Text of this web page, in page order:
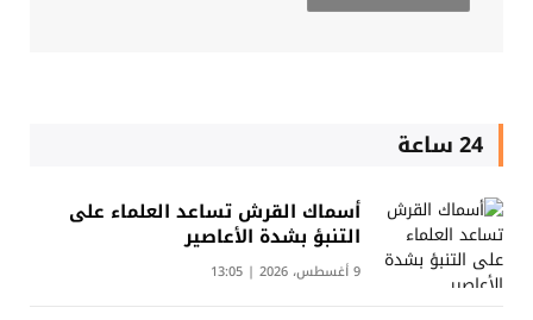
24 ساعة
أسماك القرش تساعد العلماء على
التنبؤ بشدة الأعاصير
9 أغسطس، 2026 | 13:05